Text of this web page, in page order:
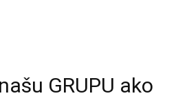
GRUPU ako